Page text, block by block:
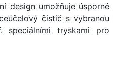
design umožňuje úsporné
čistič s vybranou
speciálními tryskami pro